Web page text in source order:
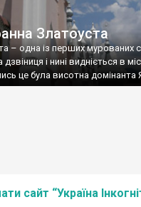
Златоуста
– одна із перших мурованих
і нині видніється в
це була висотна домінанта
сайт “Україна